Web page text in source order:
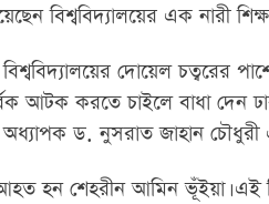
বিশ্ববিদ্যালয়ের এক নারী
দোয়েল চত্বরের
আটক করতে চাইলে বাধা দেন
অধ্যাপক ড. নুসরাত জাহান
হন শেহরীন আমিন ভূঁইয়া। এই